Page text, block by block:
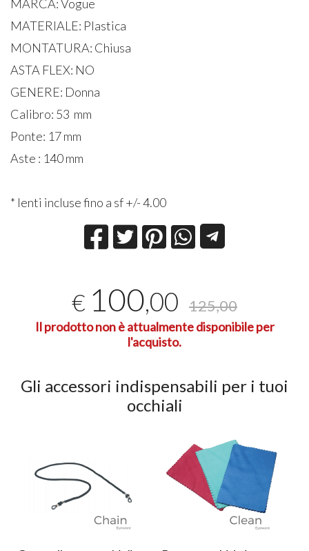
MARCA: Vogue
MATERIALE: Plastica
MONTATURA: Chiusa
ASTA FLEX: NO
GENERE: Donna
Calibro: 53 mm
Ponte: 17 mm
Aste : 140 mm
* lenti incluse fino a sf +/- 4.00
€ 100,00 125,00
Il prodotto non è attualmente disponibile per
l'acquisto.
Gli accessori indispensabili per i tuoi
occhiali